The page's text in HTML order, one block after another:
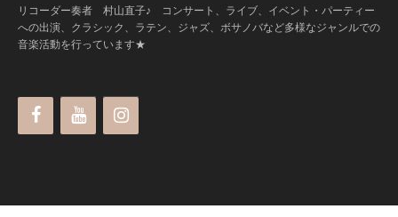
リコーダー奏者 村山直子♪ コンサート、ライブ、イベント・パーティー
への出演、クラシック、ラテン、ジャズ、ボサノバなど多様なジャンルでの
音楽活動を行っています★